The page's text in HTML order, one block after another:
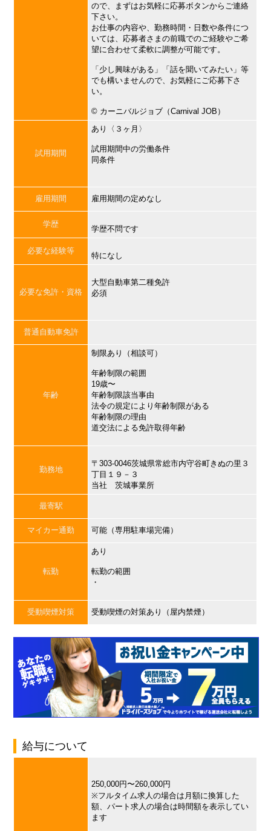
ので、まずはお気軽に応募ボタンからご連絡
下さい。
お仕事の内容や、勤務時間・日数や条件につ
いては、応募者さまの前職でのご経験やご希
望に合わせて柔軟に調整が可能です。
「少し興味がある」「話を聞いてみたい」等
でも構いませんので、お気軽にご応募下さ
い。
©︎ カーニバルジョブ（Carnival JOB）
試用期間
あり〈３ヶ月〉
試用期間中の労働条件
同条件
雇用期間 雇用期間の定めなし
学歴
学歴不問です
必要な経験等
特になし
必要な免許・資格
大型自動車第二種免許
必須
普通自動車免許
年齢
制限あり（相談可）
年齢制限の範囲
19歳〜
年齢制限該当事由
法令の規定により年齢制限がある
年齢制限の理由
道交法による免許取得年齢
勤務地
〒303-0046茨城県常総市内守谷町きぬの里３
丁目１９－３
当社 茨城事業所
最寄駅
マイカー通勤 可能（専用駐車場完備）
転勤
あり
転勤の範囲
・
受動喫煙対策 受動喫煙の対策あり（屋内禁煙）
給与について
250,000円〜260,000円
※フルタイム求人の場合は月額に換算した
額、パート求人の場合は時間額を表示してい
ます